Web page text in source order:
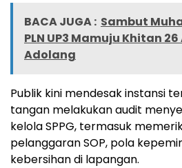
BACA JUGA : Sambut
PLN UP3 Mamuju Khitan
Adolang
Publik kini mendesak instansi
tangan melakukan audit
kelola SPPG, termasuk
pelanggaran SOP, pola
kebersihan di lapangan.